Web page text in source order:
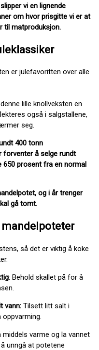
vi en lignende
om hvor prisgitte vi er at
til matproduksjon.
er julefavoritten over alle
lille knollveksten en
også i salgstallene,
seg.
400 tonn
forventer å selge rundt
650 prosent fra en normal
og i år trenger
gå tomt.
så det er viktig å koke
: Behold skallet på for å
vann: Tilsett litt salt i
oppvarming.
middels varme og la vannet
unngå at potetene